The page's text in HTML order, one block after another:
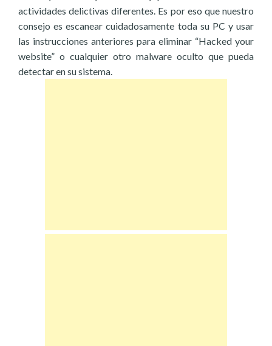
actividades delictivas diferentes. Es por eso que nuestro
consejo es escanear cuidadosamente toda su PC y usar
las instrucciones anteriores para eliminar “Hacked your
website” o cualquier otro malware oculto que pueda
detectar en su sistema.